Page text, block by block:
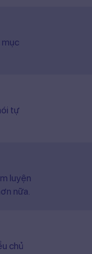
tự
luyện
nữa.
chủ